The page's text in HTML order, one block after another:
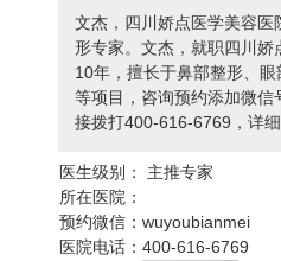
文杰，四川娇点医学美容医
形专家。文杰，就职四川娇
10年，擅长于鼻部整形、
等项目，咨询预约添加微
接拨打400-616-6769，详细
医生级别：
主推专家
所在医院：
预约微信：wuyoubianmei
医院电话：400-616-6769